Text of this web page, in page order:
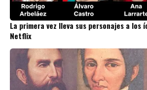
La primera vez lleva sus personajes a los
Netflix